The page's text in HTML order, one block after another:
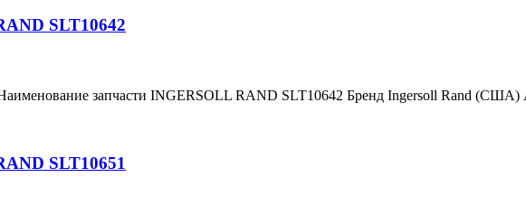
SLT10642
запчасти INGERSOLL RAND SLT10642 Бренд Ingersoll Rand (США)
SLT10651